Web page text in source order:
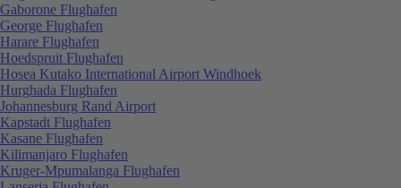
Gaborone Flughafen
George Flughafen
Harare Flughafen
Hoedspruit Flughafen
Hosea Kutako International Airport Windhoek
Hurghada Flughafen
Johannesburg Rand Airport
Kapstadt Flughafen
Kasane Flughafen
Kilimanjaro Flughafen
Kruger-Mpumalanga Flughafen